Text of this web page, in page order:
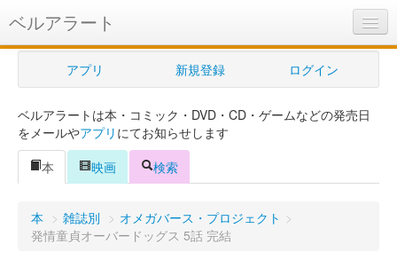
ベルアラート
ベルアラートとは
ヘルプ
新規登録
ログイン
購入管理
アプリ 新規登録 ログイン
ベルアラートは本・コミック・DVD・CD・ゲームなどの発売日
をメールやアプリ にてお知らせします
本
映画 検索
本 > 雑誌別 > オメガバース・プロジェクト >
発情童貞オーバードッグス 5話 完結